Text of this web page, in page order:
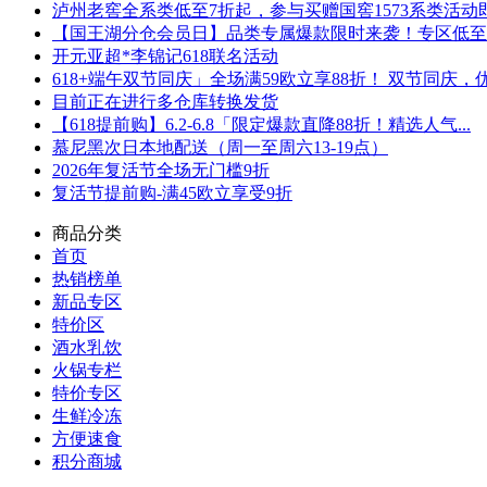
泸州老窖全系类低至7折起，参与买赠国窖1573系类活动
【国王湖分仓会员日】品类专属爆款限时来袭！专区低
开元亚超*李锦记618联名活动
618+端午双节同庆」全场满59欧立享88折！ 双节同庆，
目前正在进行多仓库转换发货
【618提前购】6.2-6.8「限定爆款直降88折！精选人气...
慕尼黑次日本地配送（周一至周六13-19点）
2026年复活节全场无门槛9折
复活节提前购-满45欧立享受9折
商品分类
首页
热销榜单
新品专区
特价区
酒水乳饮
火锅专栏
特价专区
生鲜冷冻
方便速食
积分商城